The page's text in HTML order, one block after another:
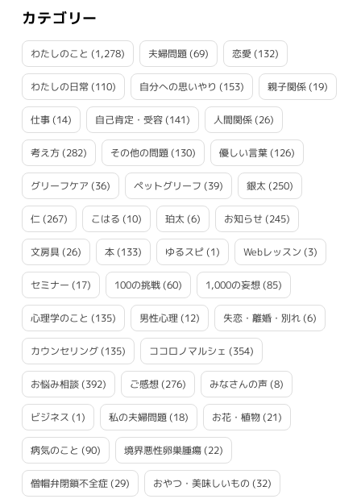
カテゴリー
わたしのこと (1,278) 夫婦問題(69) 恋愛 (132)
わたしの日常(110) 自分への思いやり (153) 親子関係(19)
仕事(14) 自己肯定・受容(141) 人間関係(26)
考え方(282) その他の問題(130) 優しい言葉(126)
グリーフケア (36) ペットグリーフ (39) 銀太 (250)
仁(267) こはる (10) 珀太 (6) お知らせ (245)
文房具(26) 本(133) ゆるスピ(1) Webレッスン (3)
セミナー (17) 100の挑戦(60) 1,000の妄想(85)
心理学のこと (135) 男性心理(12) 失恋・離婚・別れ(6)
カウンセリング(135) ココロノマルシェ (354)
お悩み相談(392) ご感想(276) みなさんの声(8)
ビジネス (1) 私の夫婦問題(18) お花・植物(21)
病気のこと (90) 境界悪性卵巣腫瘍(22)
僧帽弁閉鎖不全症(29) おやつ・美味しいもの (32)